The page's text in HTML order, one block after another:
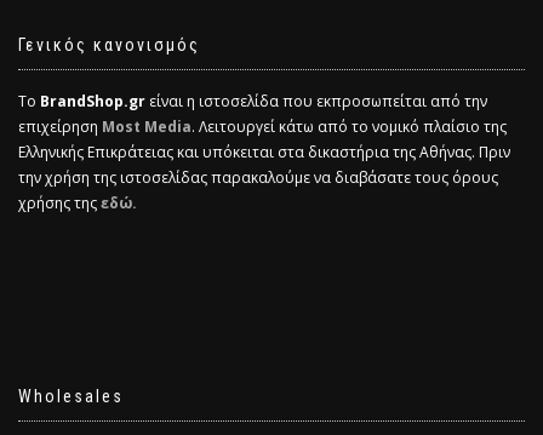
Γενικός κανονισμός
Το BrandShop.gr είναι η ιστοσελίδα που εκπροσωπείται από την
επιχείρηση Most Media. Λειτουργεί κάτω από το νομικό πλαίσιο της
Ελληνικής Επικράτειας και υπόκειται στα δικαστήρια της Αθήνας. Πριν
την χρήση της ιστοσελίδας παρακαλούμε να διαβάσατε τους όρους
χρήσης τηςεδώ.
Wholesales